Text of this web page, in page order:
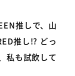
推しで、山
推し!? どっ
私も試飲して